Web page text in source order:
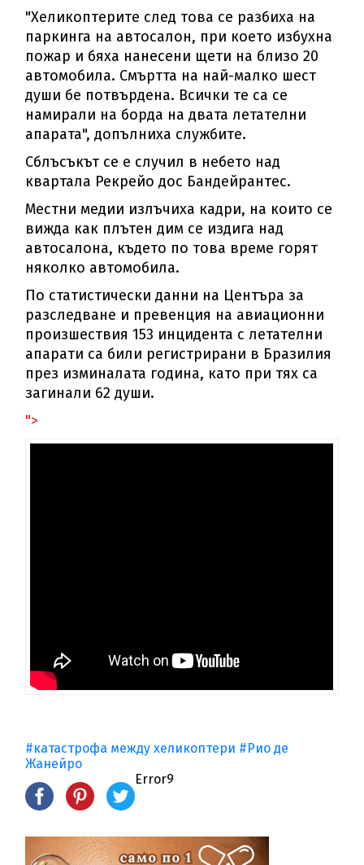
"Хеликоптерите след това се разбиха на
паркинга на автосалон, при което избухна
пожар и бяха нанесени щети на близо 20
автомобила. Смъртта на най-малко шест
души бе потвърдена. Всички те са се
намирали на борда на двата летателни
апарата", допълниха службите.
Сблъсъкът се е случил в небето над
квартала Рекрейо дос Бандейрантес.
Местни медии излъчиха кадри, на които се
вижда как плътен дим се издига над
автосалона, където по това време горят
няколко автомобила.
По статистически данни на Центъра за
разследване и превенция на авиационни
произшествия 153 инцидента с летателни
апарати са били регистрирани в Бразилия
през изминалата година, като при тях са
загинали 62 души.
">
#катастрофа между хеликоптери #Рио де
Жанейро
Error9